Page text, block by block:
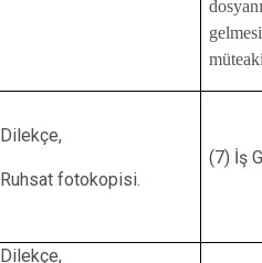
Dilekçe,
Ruhsat fotokopisi.
(7) İş
Dilekçe,